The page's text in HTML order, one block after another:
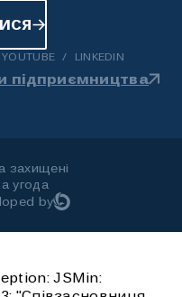
YOUTUBE LINKEDIN
підприємництва
захищені
угода
by
JSMin: